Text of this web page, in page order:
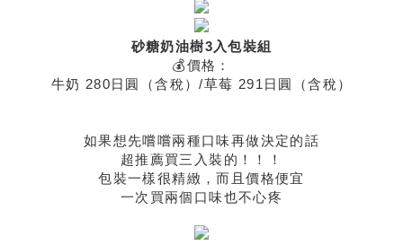
砂糖奶油樹3入包裝組
💰價格：
牛奶 280日圓（含稅）/草莓 291日圓（含稅）
如果想先嚐嚐兩種口味再做決定的話
超推薦買三入裝的！！！
包裝一樣很精緻，而且價格便宜
一次買兩個口味也不心疼